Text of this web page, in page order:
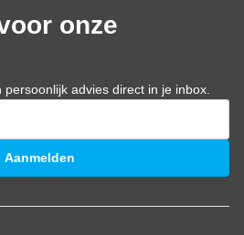
onze
advies direct in je inbox.
Aanmelden